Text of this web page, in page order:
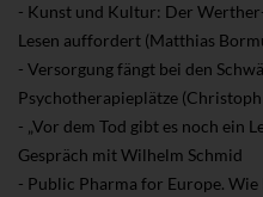
- Kunst und Kultur: Der
Lesen auffordert (Matthias
- Versorgung fängt bei den
Psychotherapieplätze
- „Vor dem Tod gibt es noch ein
Gespräch mit Wilhelm Schmid
- Public Pharma for Europe.